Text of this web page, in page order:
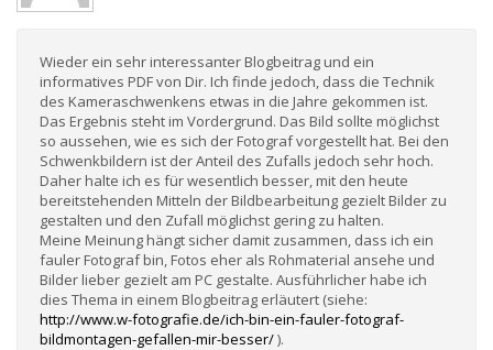
Wieder ein sehr interessanter Blogbeitrag und ein
informatives PDF von Dir. Ich finde jedoch, dass die Technik
des Kameraschwenkens etwas in die Jahre gekommen ist.
Das Ergebnis steht im Vordergrund. Das Bild sollte möglichst
so aussehen, wie es sich der Fotograf vorgestellt hat. Bei den
Schwenkbildern ist der Anteil des Zufalls jedoch sehr hoch.
Daher halte ich es für wesentlich besser, mit den heute
bereitstehenden Mitteln der Bildbearbeitung gezielt Bilder zu
gestalten und den Zufall möglichst gering zu halten.
Meine Meinung hängt sicher damit zusammen, dass ich ein
fauler Fotograf bin, Fotos eher als Rohmaterial ansehe und
Bilder lieber gezielt am PC gestalte. Ausführlicher habe ich
dies Thema in einem Blogbeitrag erläutert (siehe:
http://www.w-fotografie.de/ich-bin-ein-fauler-fotograf-
bildmontagen-gefallen-mir-besser/).